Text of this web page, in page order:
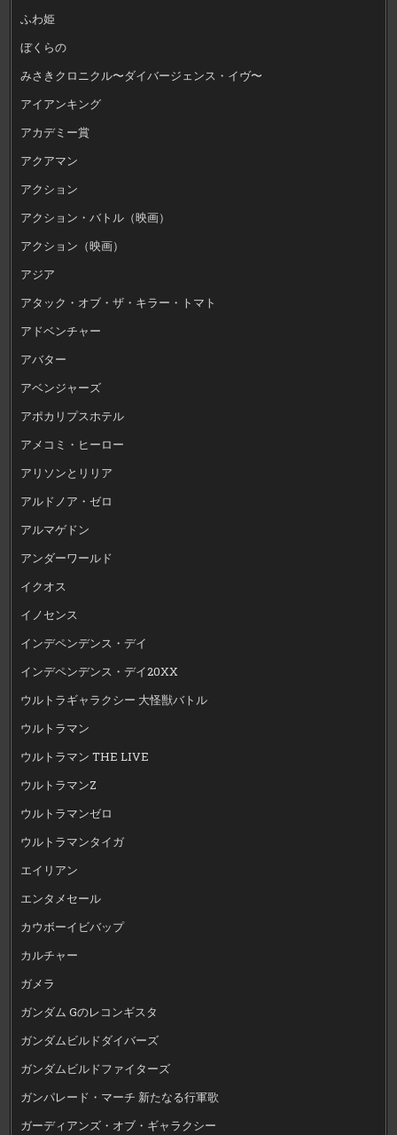
ふわ姫
ぼくらの
みさきクロニクル〜ダイバージェンス・イヴ〜
アイアンキング
アカデミー賞
アクアマン
アクション
アクション・バトル（映画）
アクション（映画）
アジア
アタック・オブ・ザ・キラー・トマト
アドベンチャー
アバター
アベンジャーズ
アポカリプスホテル
アメコミ・ヒーロー
アリソンとリリア
アルドノア・ゼロ
アルマゲドン
アンダーワールド
イクオス
イノセンス
インデペンデンス・デイ
インデペンデンス・デイ20XX
ウルトラギャラクシー 大怪獣バトル
ウルトラマン
ウルトラマン THE LIVE
ウルトラマンZ
ウルトラマンゼロ
ウルトラマンタイガ
エイリアン
エンタメセール
カウボーイビバップ
カルチャー
ガメラ
ガンダム Gのレコンギスタ
ガンダムビルドダイバーズ
ガンダムビルドファイターズ
ガンパレード・マーチ 新たなる行軍歌
ガーディアンズ・オブ・ギャラクシー